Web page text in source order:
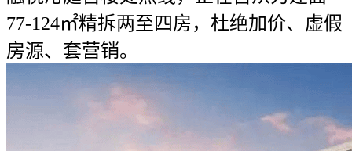
77-124㎡精拆两至四房，杜绝加价、虚假
房源、套营销。